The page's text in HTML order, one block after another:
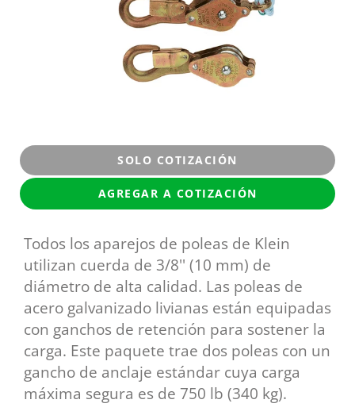
SOLO COTIZACIÓN
AGREGAR A COTIZACIÓN
Todos los aparejos de poleas de Klein
utilizan cuerda de 3/8'' (10 mm) de
diámetro de alta calidad. Las poleas de
acero galvanizado livianas están equipadas
con ganchos de retención para sostener la
carga. Este paquete trae dos poleas con un
gancho de anclaje estándar cuya carga
máxima segura es de 750 lb (340 kg).